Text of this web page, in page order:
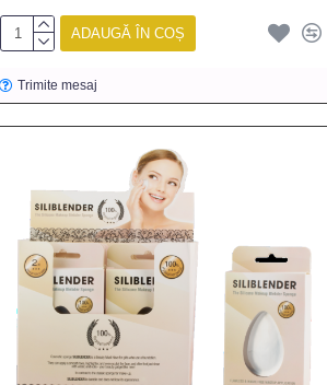
ADAUGĂ ÎN COȘ
Trimite mesaj